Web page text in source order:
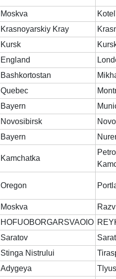
Moskva
Krasnoyarskiy Kray
Kursk
England
Bashkortostan
Quebec
Bayern
Novosibirsk
Bayern
Kamchatka
Oregon
Moskva
HOFUOBORGARSVAOIO
Saratov
Stinga Nistrului
Adygeya